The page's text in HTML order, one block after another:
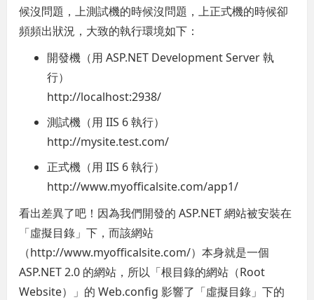
候沒問題，上測試機的時候沒問題，上正式機的時候卻
頻頻出狀況，大致的執行環境如下：
開發機（用 ASP.NET Development Server 執
行）
http://localhost:2938/
測試機（用 IIS 6 執行）
http://mysite.test.com/
正式機（用 IIS 6 執行）
http://www.myofficalsite.com/app1/
看出差異了吧！因為我們開發的 ASP.NET 網站被安裝在
「虛擬目錄」下，而該網站
（http://www.myofficalsite.com/）本身就是一個
ASP.NET 2.0 的網站，所以「根目錄的網站（Root
Website）」的 Web.config 影響了「虛擬目錄」下的